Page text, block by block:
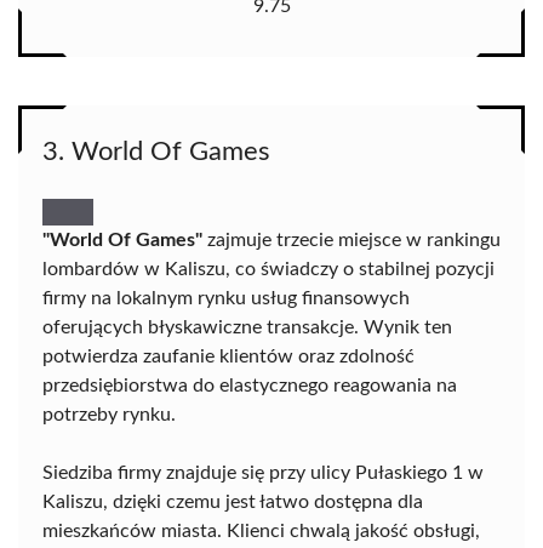
9.75
3. World Of Games
"World Of Games" zajmuje trzecie miejsce w rankingu
lombardów w Kaliszu, co świadczy o stabilnej pozycji
firmy na lokalnym rynku usług finansowych
oferujących błyskawiczne transakcje. Wynik ten
potwierdza zaufanie klientów oraz zdolność
przedsiębiorstwa do elastycznego reagowania na
potrzeby rynku.
Siedziba firmy znajduje się przy ulicy Pułaskiego 1 w
Kaliszu, dzięki czemu jest łatwo dostępna dla
mieszkańców miasta. Klienci chwalą jakość obsługi,